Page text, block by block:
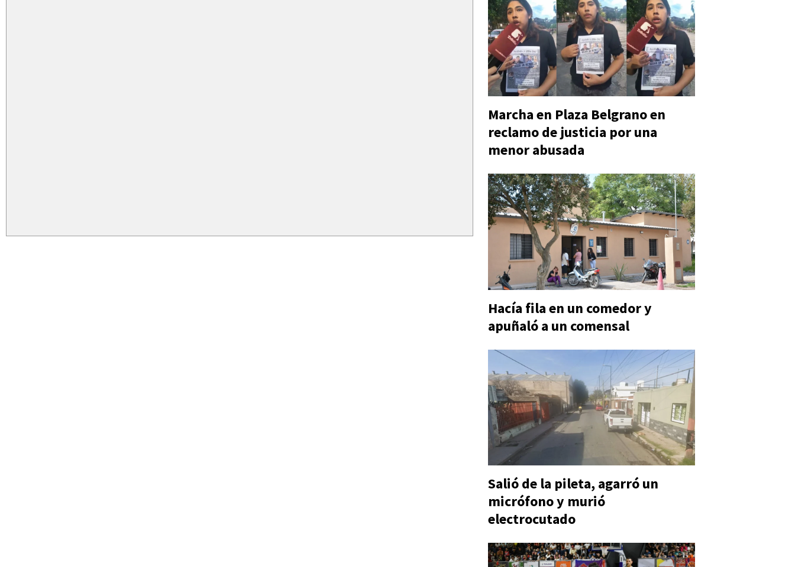
Marcha en Plaza Belgrano en
reclamo de justicia por una
menor abusada
Hacía fila en un comedor y
apuñaló a un comensal
Salió de la pileta, agarró un
micrófono y murió
electrocutado